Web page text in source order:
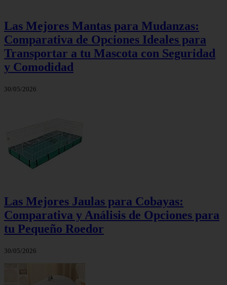
Las Mejores Mantas para Mudanzas:
Comparativa de Opciones Ideales para
Transportar a tu Mascota con Seguridad
y Comodidad
30/05/2026
Las Mejores Jaulas para Cobayas:
Comparativa y Análisis de Opciones para
tu Pequeño Roedor
30/05/2026